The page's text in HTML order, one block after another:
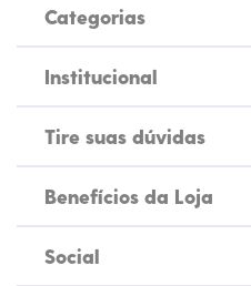
Categorias
Institucional
Tire suas dúvidas
Benefícios da Loja
Social